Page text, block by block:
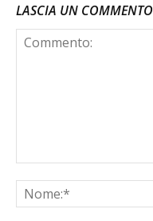
LASCIA UN COMMENTO